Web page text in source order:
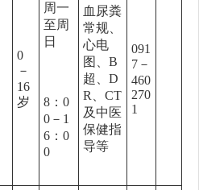
0
－
16
岁
周一
至周
日
8：0
0－1
6：0
0
血尿粪
常规、
心电
图、B
超、D
R、CT
及中医
保健指
导等
091
7－
460
270
1